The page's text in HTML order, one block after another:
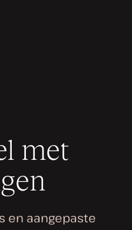
met
en aangepaste